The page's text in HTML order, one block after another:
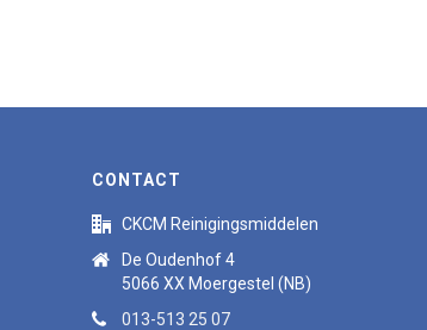
CONTACT
CKCM Reinigingsmiddelen
De Oudenhof 4
5066 XX Moergestel (NB)
013-513 25 07